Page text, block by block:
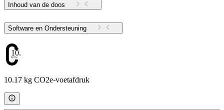
Inhoud van de doos
Software en Ondersteuning
10.17
10.17 kg CO2e-voetafdruk